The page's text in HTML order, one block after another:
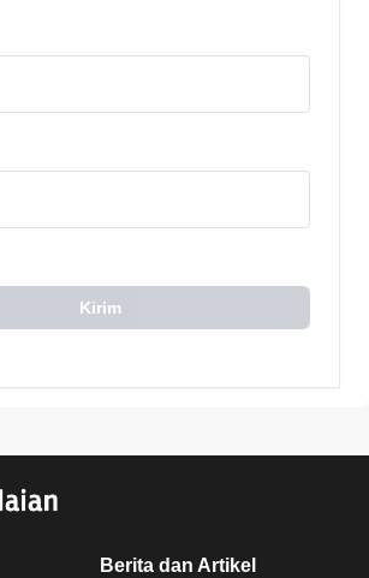
Kirim
Berita dan Artikel